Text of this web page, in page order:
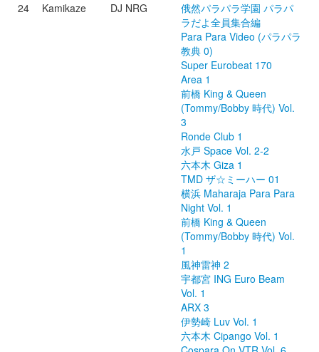
24
Kamikaze DJ NRG
俄然パラパラ学園 パラパ
ラだよ全員集合編
Para Para Video (パラパラ
教典 0)
Super Eurobeat 170
Area 1
前橋 King & Queen
(Tommy/Bobby 時代) Vol.
3
Ronde Club 1
水戸 Space Vol. 2-2
六本木 Giza 1
TMD ザ☆ミーハー 01
横浜 Maharaja Para Para
Night Vol. 1
前橋 King & Queen
(Tommy/Bobby 時代) Vol.
1
風神雷神 2
宇都宮 ING Euro Beam
Vol. 1
ARX 3
伊勢崎 Luv Vol. 1
六本木 Cipango Vol. 1